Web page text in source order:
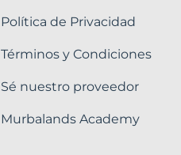
Política de Privacidad
Términos y Condiciones
Sé nuestro proveedor
Murbalands Academy